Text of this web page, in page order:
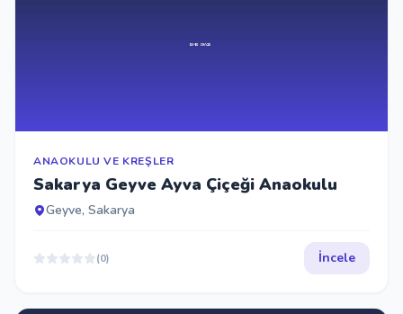
ANAOKULU VE KREŞLER
Sakarya Geyve Ayva Çiçeği Anaokulu
Geyve, Sakarya
(0) İncele